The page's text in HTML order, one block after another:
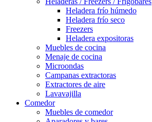
Heladera frío húmedo
Heladera frío seco
Freezers
Heladera expositoras
Muebles de cocina
Menaje de cocina
Microondas
Campanas extractoras
Extractores de aire
Lavavajilla
Comedor
Muebles de comedor